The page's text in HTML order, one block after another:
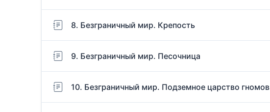
8. Безграничный мир. Крепость
9. Безграничный мир. Песочница
10. Безграничный мир. Подземное царство гномов